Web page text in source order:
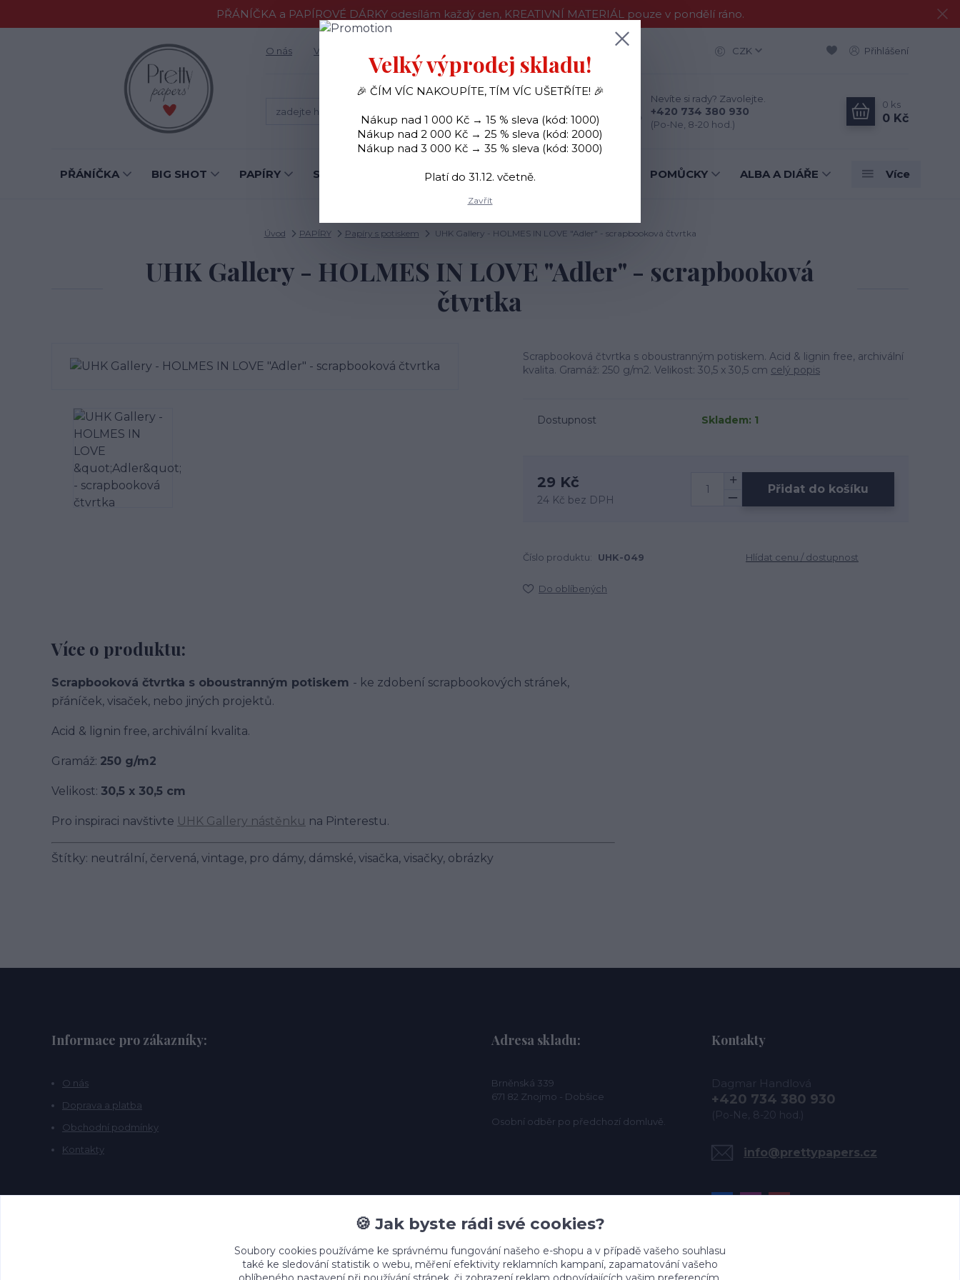
PŘÁNÍČKA a PAPÍROVÉ DÁRKY odesílám každý den, KREATIVNÍ MATERIÁL pouze v pondělí ráno.
O nás Vše o nákupu CZK Přihlášení
Nevíte si rady? Zavolejte.
+420 734 380 930
(Po-Ne, 8-20 hod.)
0 ks
0 Kč
PŘÁNÍČKA BIG SHOT PAPÍRY SAMOLEPKY OZDOBY RAZÍTKA POMŮCKY ALBA A DIÁŘE Více
Úvod PAPÍRY Papíry s potiskem UHK Gallery - HOLMES IN LOVE "Adler" - scrapbooková čtvrtka
UHK Gallery - HOLMES IN LOVE "Adler" - scrapbooková
čtvrtka
Scrapbooková čtvrtka s oboustranným potiskem. Acid & lignin free, archivální
kvalita. Gramáž: 250 g/m2. Velikost: 30,5 x 30,5 cm celý popis
Dostupnost Skladem: 1
29 Kč
24 Kč bez DPH
Přidat do košíku
Číslo produktu: UHK-049 Hlídat cenu / dostupnost
Do oblíbených
Více o produktu:
Scrapbooková čtvrtka s oboustranným potiskem - ke zdobení scrapbookových stránek,
přáníček, visaček, nebo jiných projektů.
Acid & lignin free, archivální kvalita.
Gramáž: 250 g/m2
Velikost: 30,5 x 30,5 cm
Pro inspiraci navštivte UHK Gallery nástěnku na Pinterestu.
Štítky: neutrální, červená, vintage, pro dámy, dámské, visačka, visačky, obrázky
Informace pro zákazníky:
O nás
Doprava a platba
Obchodní podmínky
Kontakty
Adresa skladu:
Brněnská 339
671 82 Znojmo - Dobšice
Osobní odběr po předchozí domluvě.
Kontakty
Dagmar Handlová
+420 734 380 930
(Po-Ne, 8-20 hod.)
info@prettypapers.cz
Velký výprodej skladu!
🎉 ČÍM VÍC NAKOUPÍTE, TÍM VÍC UŠETŘÍTE! 🎉
Nákup nad 1 000 Kč → 15 % sleva (kód: 1000)
Nákup nad 2 000 Kč → 25 % sleva (kód: 2000)
Nákup nad 3 000 Kč → 35 % sleva (kód: 3000)
Platí do 31.12. včetně.
Zavřít
🍪 Jak byste rádi své cookies?
Soubory cookies používáme ke správnému fungování našeho e-shopu a v případě vašeho souhlasu
také ke sledování statistik o webu, měření efektivity reklamních kampaní, zapamatování vašeho